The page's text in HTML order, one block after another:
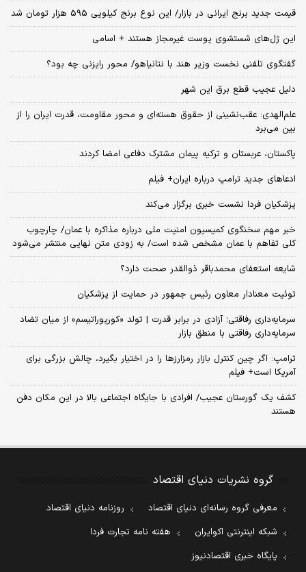
قیمت جدید برنج ایرانی در بازار/ این نوع برنج کیلویی 595 هزار تومان شد
این ژل‌های شستشوی پوست غیرمجاز هستند + اسامی
گفتگوی تلفنی نخست وزیر هند با نتانیاهو/ محور رایزنی چه بود؟
دلیل عجیب قطع برق این شهر
علم‌الهدی: عقب‌نشینی از حقوق هسته‌ای و محور مقاومت، قدرت ایران را از
بین می‌برد
پاکستان، عربستان و ترکیه پیمان مشترک دفاعی امضا کردند
ادعاهای جدید ترامپ درباره ایران+ فیلم
پزشکیان فردا نشست خبری برگزار می‌کند
خبر مهم سخنگوی کمیسیون امنیت ملی درباره مذاکره با عمان/ چارچوب
کلی تفاهم با عمان مشخص شده است/ به زودی متن نهایی منتشر می‌شود
شایعه استعفای محمدباقر ذوالقدر صحت دارد؟
توئیت معنادار معاون رئیس جمهور در حمایت از پزشکیان
سرمایه‌داری رفاقتی؛ آزادی در برابر قدرت | تولد «کورپوراتیسم» از میان تضاد
سرمایه‌داری رفاقتی با منطق بازار
ترامپ: اگر چین کنترل بازار رمزارزها را در اختیار بگیرد، چالش بزرگی برای
آمریکا است+ فیلم
کشف یک گورستان عجیب/ افرادی با جایگاه اجتماعی بالا در این مکان دفن
هستند
گروه نشریات دنیای اقتصاد
معرفی گروه رسانه‌ای دنیای اقتصاد
روزنامه دنیای اقتصاد
شبکه اینترنتی اکوایران
هفته نامه تجارت فردا
پایگاه خبری اقتصادنیوز